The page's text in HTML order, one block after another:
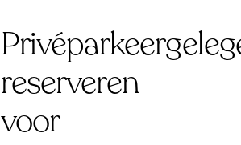
reserveren
voor